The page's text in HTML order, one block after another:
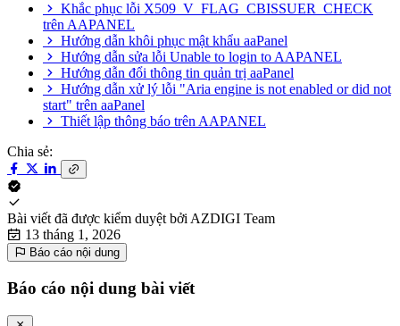
Khắc phục lỗi X509_V_FLAG_CBISSUER_CHECK
trên AAPANEL
Hướng dẫn khôi phục mật khẩu aaPanel
Hướng dẫn sửa lỗi Unable to login to AAPANEL
Hướng dẫn đổi thông tin quản trị aaPanel
Hướng dẫn xử lý lỗi "Aria engine is not enabled or did not
start" trên aaPanel
Thiết lập thông báo trên AAPANEL
Chia sẻ:
Bài viết đã được kiểm duyệt bởi AZDIGI Team
13 tháng 1, 2026
Báo cáo nội dung
Báo cáo nội dung bài viết